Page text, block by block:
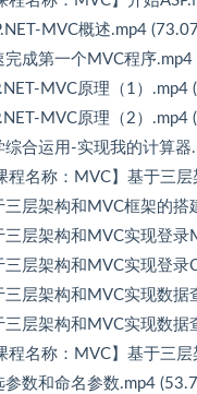
MVC概述.mp4
成第一个MVC程序
MVC原理（1）.mp4
MVC原理（2）.mp4
合运用-实现我的计算器
名称：MVC】基于三层
层架构和MVC框架的搭
层架构和MVC实现登录
层架构和MVC实现登录
层架构和MVC实现数据
层架构和MVC实现数据
名称：MVC】基于三层
数和命名参数.mp4